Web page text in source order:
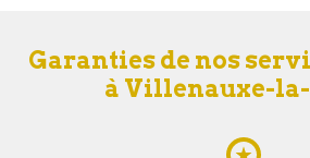
Garanties de nos
à Villenauxe-